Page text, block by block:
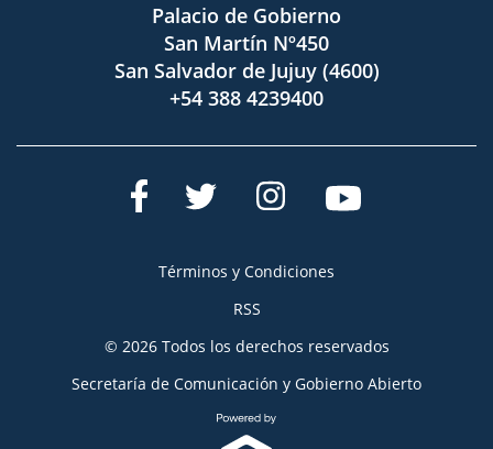
Palacio de Gobierno
San Martín Nº450
San Salvador de Jujuy (4600)
+54 388 4239400
Términos y Condiciones
RSS
© 2026 Todos los derechos reservados
Secretaría de Comunicación y Gobierno Abierto